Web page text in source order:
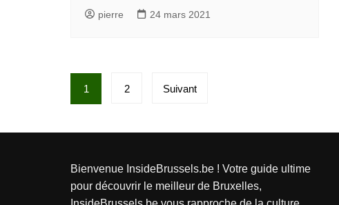
pierre 24 mars 2021
Pagination
des
publications
1 2 Suivant
Bienvenue InsideBrussels.be ! Votre guide ultime
pour découvrir le meilleur de Bruxelles,